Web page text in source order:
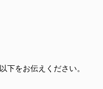
下をお伝えください。